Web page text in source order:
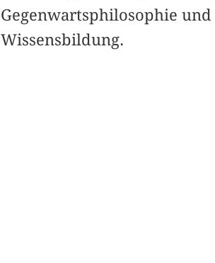
Gegenwartsphilosophie
Wissensbildung.